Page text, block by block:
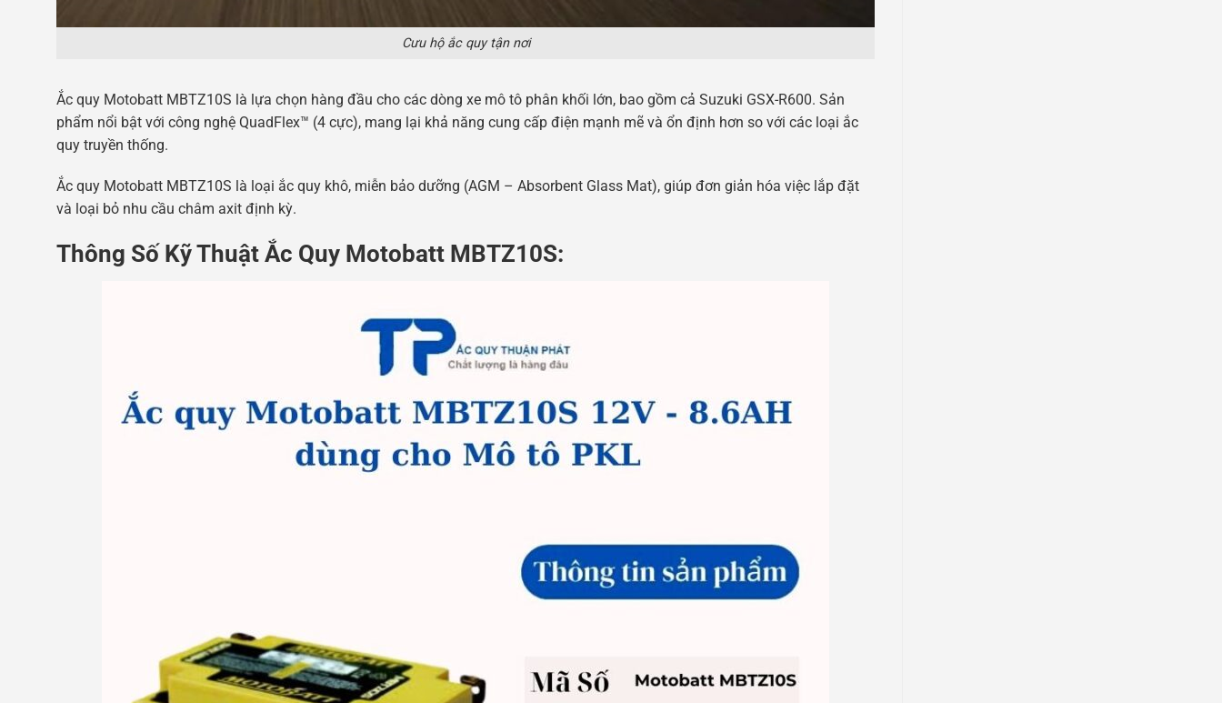
Cưu hộ ắc quy tận nơi
Ắc quy Motobatt MBTZ10S là lựa chọn hàng đầu cho các dòng xe mô tô phân khối lớn, bao gồm cả Suzuki GSX-R600. Sản
phẩm nổi bật với công nghệ QuadFlex™ (4 cực), mang lại khả năng cung cấp điện mạnh mẽ và ổn định hơn so với các loại ắc
quy truyền thống.
Ắc quy Motobatt MBTZ10S là loại ắc quy khô, miễn bảo dưỡng (AGM – Absorbent Glass Mat), giúp đơn giản hóa việc lắp đặt
và loại bỏ nhu cầu châm axit định kỳ.
Thông Số Kỹ Thuật Ắc Quy Motobatt MBTZ10S: